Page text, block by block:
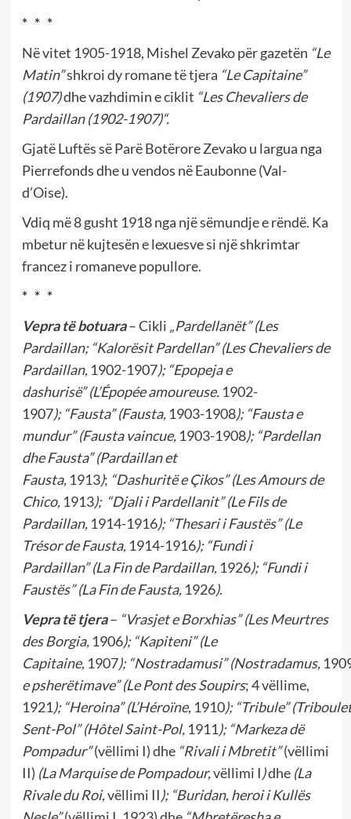
* * *
Në vitet 1905-1918, Mishel Zevako për gazetën “Le
Matin”shkroi dy romane të tjera “Le Capitaine”
(1907)dhe vazhdimin e ciklit “Les Chevaliers de
Pardaillan (1902-1907)“.
Gjatë Luftës së Parë Botërore Zevako u largua nga
Pierrefonds dhe u vendos në Eaubonne (Val-
d’Oise).
Vdiq më 8 gusht 1918 nga një sëmundje e rëndë. Ka
mbetur në kujtesën e lexuesve si një shkrimtar
francez i romaneve popullore.
* * *
Vepra të botuara– Cikli „Pardellanët”(Les
Pardaillan; “Kalorësit Pardellan” (Les Chevaliers de
Pardaillan, 1902-1907); “Epopeja e
dashurisë” (L’Épopée amoureuse. 1902-
1907); “Fausta” (Fausta, 1903-1908); “Fausta e
mundur” (Fausta vaincue, 1903-1908); “Pardellan
dhe Fausta” (Pardaillan et
Fausta, 1913); “Dashuritë e Çikos” (Les Amours de
Chico, 1913); “Djali i Pardellanit” (Le Fils de
Pardaillan, 1914-1916); “Thesari i Faustës” (Le
Trésor de Fausta, 1914-1916); “Fundi i
Pardaillan” (La Fin de Pardaillan, 1926); “Fundi i
Faustës” (La Fin de Fausta, 1926).
Vepra të tjera– “Vrasjet e Borxhias” (Les Meurtres
des Borgia, 1906); “Kapiteni” (Le
Capitaine, 1907); “Nostradamusi” (Nostradamus,
e psherëtimave” (Le Pont des Soupirs; 4 vëllime,
1921); “Heroina” (L’Héroïne, 1910); “Tribule”
Sent-Pol” (Hôtel Saint-Pol, 1911); “Markeza dë
Pompadur”(vëllimi I) dhe “Rivali i Mbretit”(vëllimi
II) (La Marquise de Pompadour,vëllimi I)dhe (La
Rivale du Roi,vëllimi II); “Buridan, heroi i Kullës